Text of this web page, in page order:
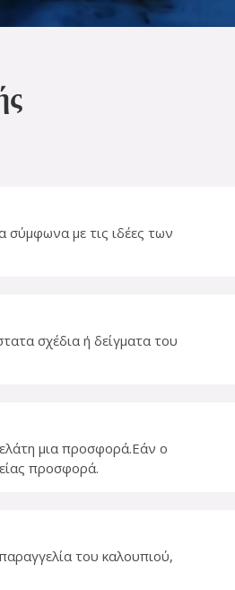
σύμφωνα με τις ιδέες των
σχέδια ή δείγματα του
μια προσφορά.Εάν ο
προσφορά.
του καλουπιού,